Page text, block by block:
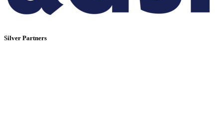
Silver Partners